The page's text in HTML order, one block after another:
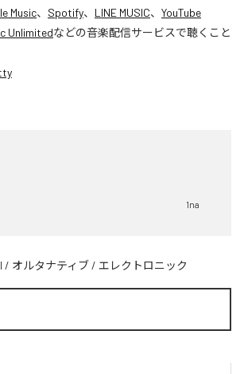
Music、 Spotify、 LINE MUSIC、 YouTube
Unlimitedなどの音楽配信サービスで聴くこと
1na
/ オルタナティブ / エレクトロニック